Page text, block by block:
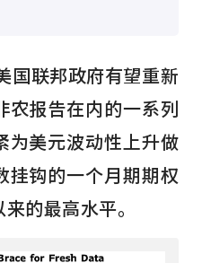
国联邦政府有望重新
农报告在内的一系列
为美元波动性上升做
挂钩的一个月期期权
的最高水平。